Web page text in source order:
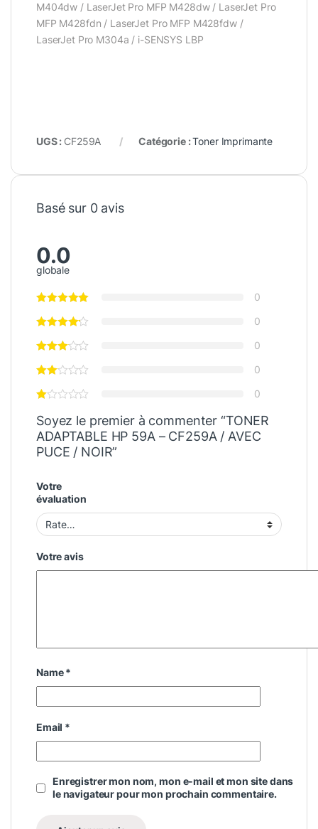
M404dw / LaserJet Pro MFP M428dw / LaserJet Pro
MFP M428fdn / LaserJet Pro MFP M428fdw /
LaserJet Pro M304a / i-SENSYS LBP
UGS : CF259A Catégorie :Toner Imprimante
Basé sur 0 avis
0.0
globale
0
0
0
0
0
Soyez le premier à commenter “TONER
ADAPTABLE HP 59A – CF259A / AVEC
PUCE / NOIR”
Votre
évaluation
Votre avis
Name*
Email *
Enregistrer mon nom, mon e-mail et mon site dans
le navigateur pour mon prochain commentaire.